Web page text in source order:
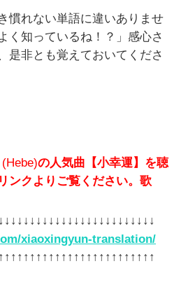
慣れない単語に違いありませ
く知っているね！？」感心さ
是非とも覚えておいてくださ
の人気曲【小幸運】を聴
ンクよりご覧ください。歌
xiaoxingyun-translation/